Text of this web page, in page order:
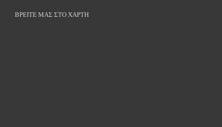
ΒΡΕΊΤΕ ΜΑΣ ΣΤΟ ΧΆΡΤΗ